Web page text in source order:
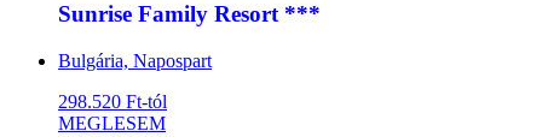
Sunrise Family Resort ***
Bulgária, Napospart
298.520 Ft-tól
MEGLESEM